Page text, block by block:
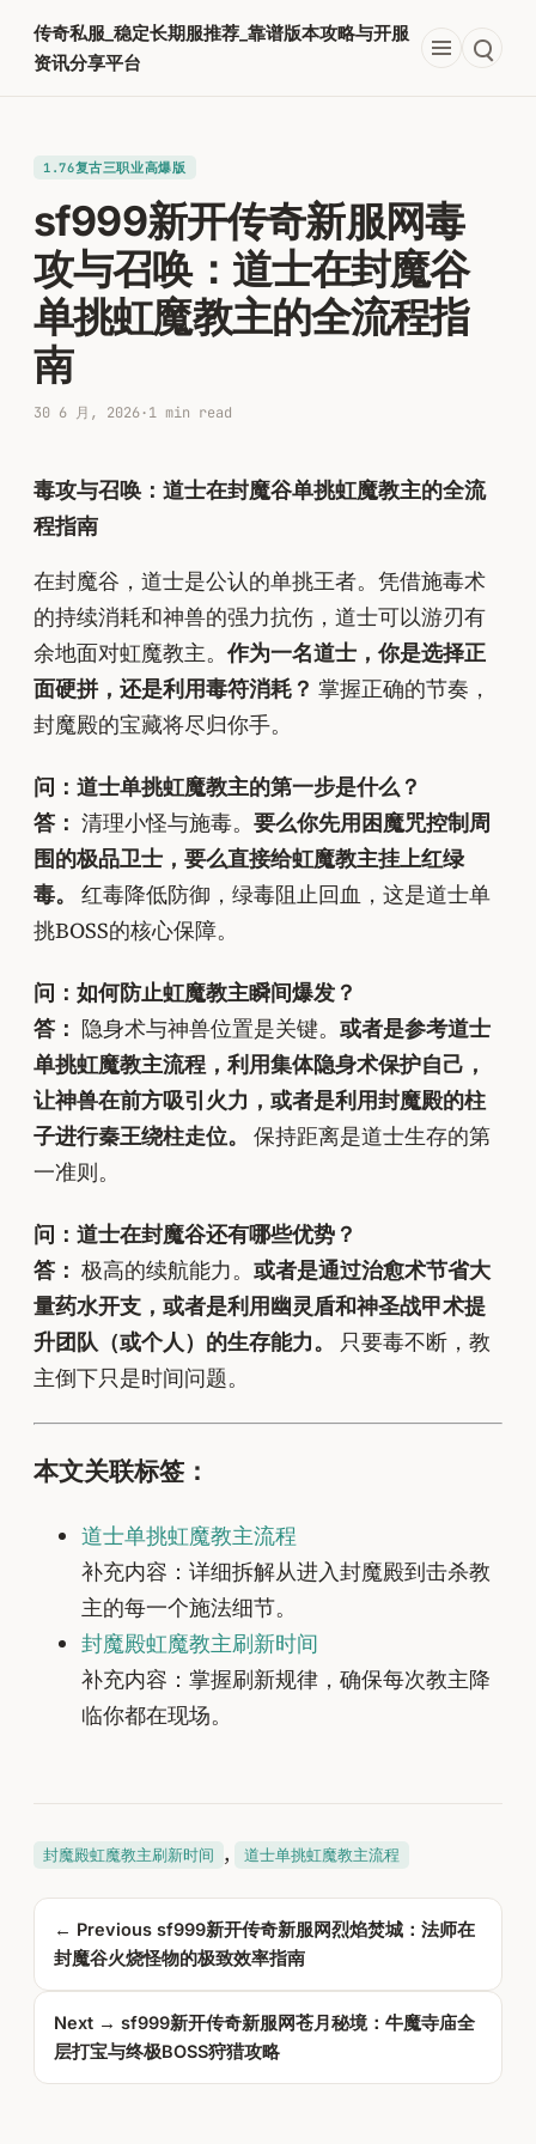
内
传奇私服_稳定长期服推荐_靠谱版本攻略与开服
资讯分享平台
1.76复古三职业高爆版
sf999新开传奇新服网毒
攻与召唤：道士在封魔谷
单挑虹魔教主的全流程指
南
30 6 月, 2026·1 min read
毒攻与召唤：道士在封魔谷单挑虹魔教主的全流
程指南
在封魔谷，道士是公认的单挑王者。凭借施毒术
的持续消耗和神兽的强力抗伤，道士可以游刃有
余地面对虹魔教主。作为一名道士，你是选择正
面硬拼，还是利用毒符消耗？ 掌握正确的节奏，
封魔殿的宝藏将尽归你手。
问：道士单挑虹魔教主的第一步是什么？
答： 清理小怪与施毒。 要么你先用困魔咒控制周
围的极品卫士，要么直接给虹魔教主挂上红绿
毒。 红毒降低防御，绿毒阻止回血，这是道士单
挑BOSS的核心保障。
问：如何防止虹魔教主瞬间爆发？
答： 隐身术与神兽位置是关键。 或者是参考道士
单挑虹魔教主流程，利用集体隐身术保护自己，
让神兽在前方吸引火力，或者是利用封魔殿的柱
子进行秦王绕柱走位。 保持距离是道士生存的第
一准则。
问：道士在封魔谷还有哪些优势？
答： 极高的续航能力。 或者是通过治愈术节省大
量药水开支，或者是利用幽灵盾和神圣战甲术提
升团队（或个人）的生存能力。
只要毒不断，教
主倒下只是时间问题。
本文关联标签：
道士单挑虹魔教主流程
补充内容：详细拆解从进入封魔殿到击杀教
主的每一个施法细节。
封魔殿虹魔教主刷新时间
补充内容：掌握刷新规律，确保每次教主降
临你都在现场。
封魔殿虹魔教主刷新时间 , 道士单挑虹魔教主流程
← Previous sf999新开传奇新服网烈焰焚城：法师在
封魔谷火烧怪物的极致效率指南
Next → sf999新开传奇新服网苍月秘境：牛魔寺庙全
层打宝与终极BOSS狩猎攻略